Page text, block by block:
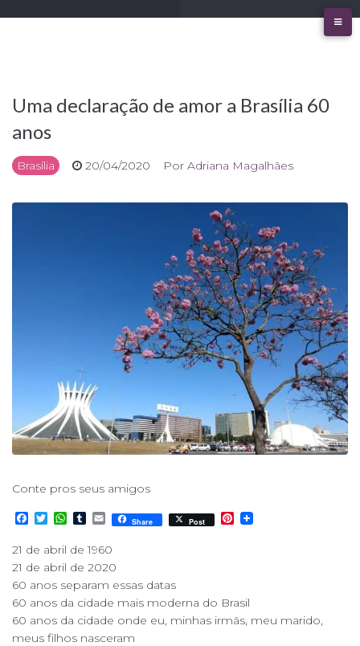
Uma declaração de amor a Brasília 60
anos
Brasília 20/04/2020 Por Adriana Magalhães
Conte pros seus amigos
F
c
e
b
o
k
T
i
t
t
e
W
t
s
A
p
p
m
b
l
r
E
m
a
i
l
Share Post
P
s
t
21 de abril de 1960
21 de abril de 2020
60 anos separam essas datas
60 anos da cidade mais moderna do Brasil
60 anos da cidade onde eu, minhas irmãs, meu marido,
meus filhos nasceram